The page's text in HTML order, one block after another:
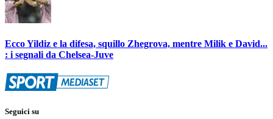
Ecco Yildiz e la difesa, squillo Zhegrova, mentre Milik e David...
: i segnali da Chelsea-Juve
Seguici su